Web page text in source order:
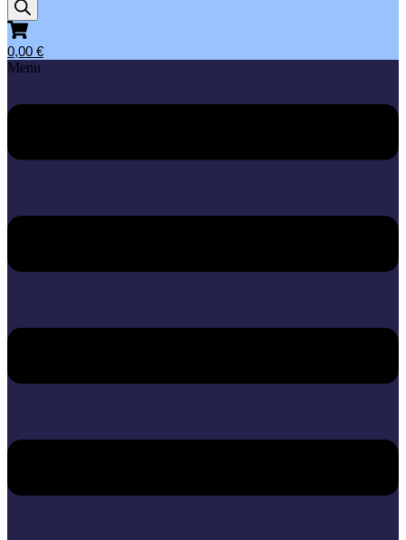
0,00 €
Menu